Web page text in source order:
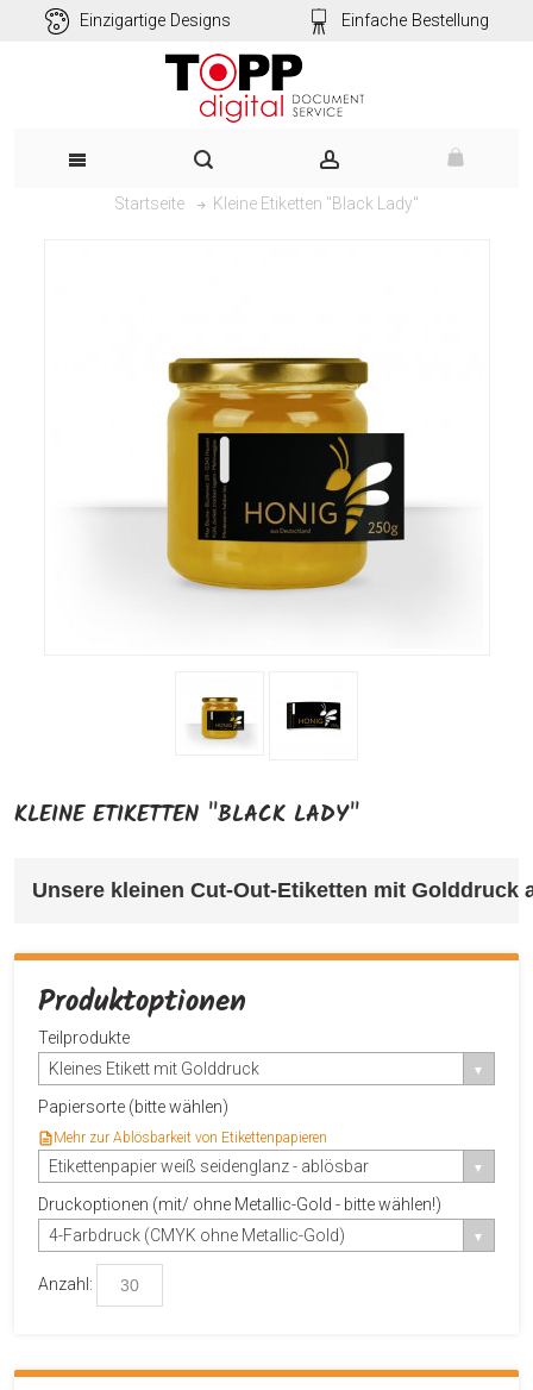
Einzigartige Designs Einfache Bestellung
Startseite Kleine Etiketten "Black Lady"
KLEINE ETIKETTEN "BLACK LADY"
Unsere kleinen Cut-Out-Etiketten mit Golddruck
Produktoptionen
Teilprodukte
Kleines Etikett mit Golddruck
Papiersorte (bitte wählen)
Mehr zur Ablösbarkeit von Etikettenpapieren
Etikettenpapier weiß seidenglanz - ablösbar
Druckoptionen (mit/ ohne Metallic-Gold - bitte wählen!)
4-Farbdruck (CMYK ohne Metallic-Gold)
Anzahl: